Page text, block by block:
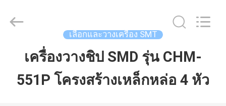
บ้าน
2026
CHARMHIGH
เลือกและวางเครื่อง SMT
เครื่องวางชิป SMD รุ่น CHM-
551P โครงสร้างเหล็กหล่อ 4 หัว